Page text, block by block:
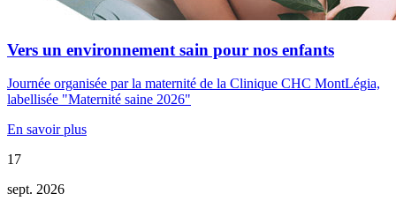
Vers un environnement sain pour nos enfants
Journée organisée par la maternité de la Clinique CHC MontLégia,
labellisée "Maternité saine 2026"
En savoir plus
17
sept. 2026